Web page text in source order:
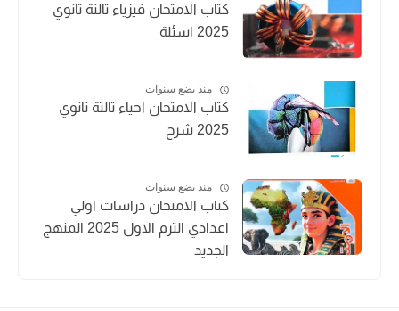
كتاب الامتحان فيزياء تالتة ثانوي
2025 اسئلة
منذ بضع سنوات
كتاب الامتحان احياء تالتة ثانوي
2025 شرح
منذ بضع سنوات
كتاب الامتحان دراسات اولي
اعدادي الترم الاول 2025 المنهج
الجديد